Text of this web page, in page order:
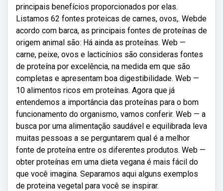
principais benefícios proporcionados por elas.
Listamos 62 fontes proteicas de carnes, ovos,. Webde
acordo com barca, as principais fontes de proteínas de
origem animal são: Há ainda as proteínas. Web —
carne, peixe, ovos e lacticínios são consideras fontes
de proteína por excelência, na medida em que são
completas e apresentam boa digestibilidade. Web —
10 alimentos ricos em proteínas. Agora que já
entendemos a importância das proteínas para o bom
funcionamento do organismo, vamos conferir. Web — a
busca por uma alimentação saudável e equilibrada leva
muitas pessoas a se perguntarem qual é a melhor
fonte de proteína entre os diferentes produtos. Web —
obter proteínas em uma dieta vegana é mais fácil do
que você imagina. Separamos aqui alguns exemplos
de proteina vegetal para você se inspirar.